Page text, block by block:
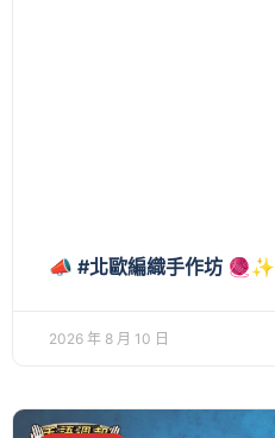
📣 #北歐編織手作坊 🧶✨
2026 年 8 月 10 日